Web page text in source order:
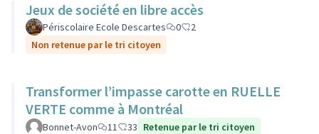
Jeux de société en libre accès
Périscolaire Ecole Descartes 0
2
Non retenue par le tri citoyen
Transformer l’impasse carotte en RUELLE
VERTE comme à Montréal
Bonnet-Avon 11 33 Retenue par le tri citoyen